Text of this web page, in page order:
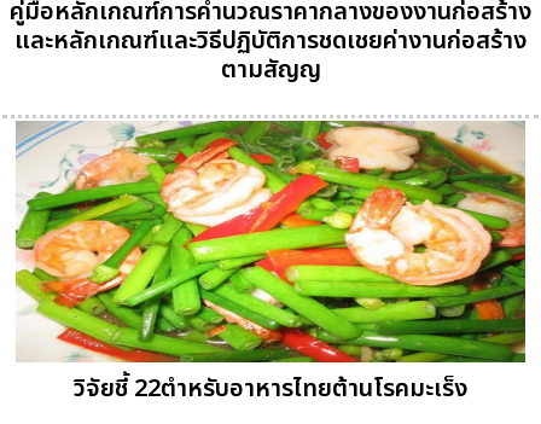
คู่มือหลักเกณฑ์การคำนวณราคากลางของงานก่อสร้าง
และหลักเกณฑ์และวิธีปฏิบัติการชดเชยค่างานก่อสร้าง
ตามสัญญ
วิจัยชี้ 22ตำหรับอาหารไทยต้านโรคมะเร็ง